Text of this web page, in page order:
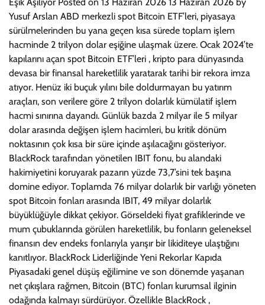
Yusuf Arslan ABD merkezli spot Bitcoin ETF’leri, piyasaya
sürülmelerinden bu yana geçen kısa sürede toplam işlem
hacminde 2 trilyon dolar eşiğine ulaşmak üzere. Ocak 2024’te
kapılarını açan spot Bitcoin ETF’leri , kripto para dünyasında
devasa bir finansal hareketlilik yaratarak tarihi bir rekora imza
atıyor. Henüz iki buçuk yılını bile doldurmayan bu yatırım
araçları, son verilere göre 2 trilyon dolarlık kümülatif işlem
hacmi sınırına dayandı. Günlük bazda 2 milyar ile 5 milyar
dolar arasında değişen işlem hacimleri, bu kritik dönüm
noktasının çok kısa bir süre içinde aşılacağını gösteriyor.
BlackRock tarafından yönetilen IBIT fonu, bu alandaki
hakimiyetini koruyarak pazarın yüzde 73,7’sini tek başına
domine ediyor. Toplamda 76 milyar dolarlık bir varlığı yöneten
spot Bitcoin fonları arasında IBIT, 49 milyar dolarlık
büyüklüğüyle dikkat çekiyor. Görseldeki fiyat grafiklerinde ve
mum çubuklarında görülen hareketlilik, bu fonların geleneksel
finansın dev endeks fonlarıyla yarışır bir likiditeye ulaştığını
kanıtlıyor. BlackRock Liderliğinde Yeni Rekorlar Kapıda
Piyasadaki genel düşüş eğilimine ve son dönemde yaşanan
net çıkışlara rağmen, Bitcoin (BTC) fonları kurumsal ilginin
odağında kalmayı sürdürüyor. Özellikle BlackRock ,